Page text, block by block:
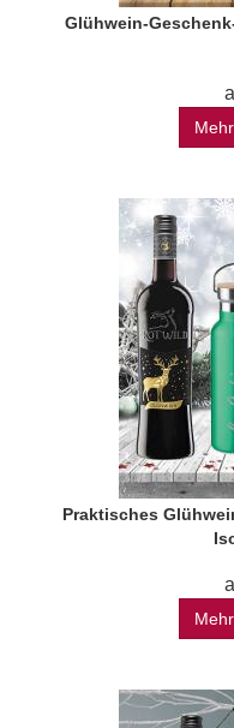
Glühwein-
Praktisches